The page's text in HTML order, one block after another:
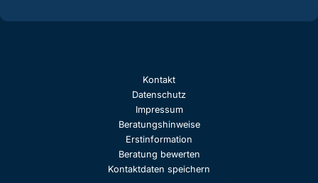
Kontakt
Datenschutz
Impressum
Beratungshinweise
Erstinformation
Beratung bewerten
Kontaktdaten speichern